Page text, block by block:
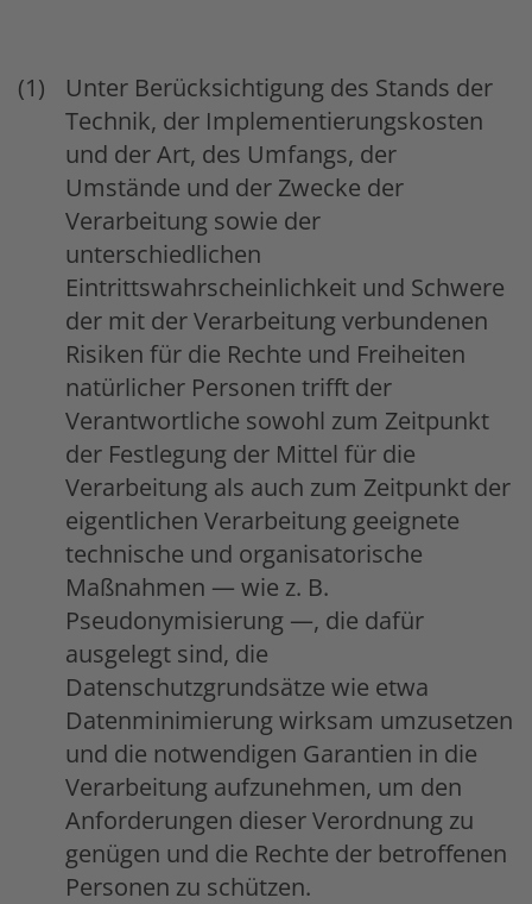
Unter Berücksichtigung des Stands der
Technik, der Implementierungskosten
und der Art, des Umfangs, der
Umstände und der Zwecke der
Verarbeitung sowie der
unterschiedlichen
Eintrittswahrscheinlichkeit und Schwere
der mit der Verarbeitung verbundenen
Risiken für die Rechte und Freiheiten
natürlicher Personen trifft der
Verantwortliche sowohl zum Zeitpunkt
der Festlegung der Mittel für die
Verarbeitung als auch zum Zeitpunkt der
eigentlichen Verarbeitung geeignete
technische und organisatorische
Maßnahmen — wie z. B.
Pseudonymisierung —, die dafür
ausgelegt sind, die
Datenschutzgrundsätze wie etwa
Datenminimierung wirksam umzusetzen
und die notwendigen Garantien in die
Verarbeitung aufzunehmen, um den
Anforderungen dieser Verordnung zu
genügen und die Rechte der betroffenen
Personen zu schützen.